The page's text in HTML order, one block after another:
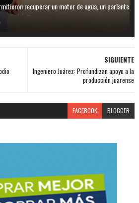
recuperar un motor de agua, un parlante
SIGUIENTE
Ingeniero Juárez: Profundizan apoyo a la
producción juarense
FACEBOOK BLOGGER